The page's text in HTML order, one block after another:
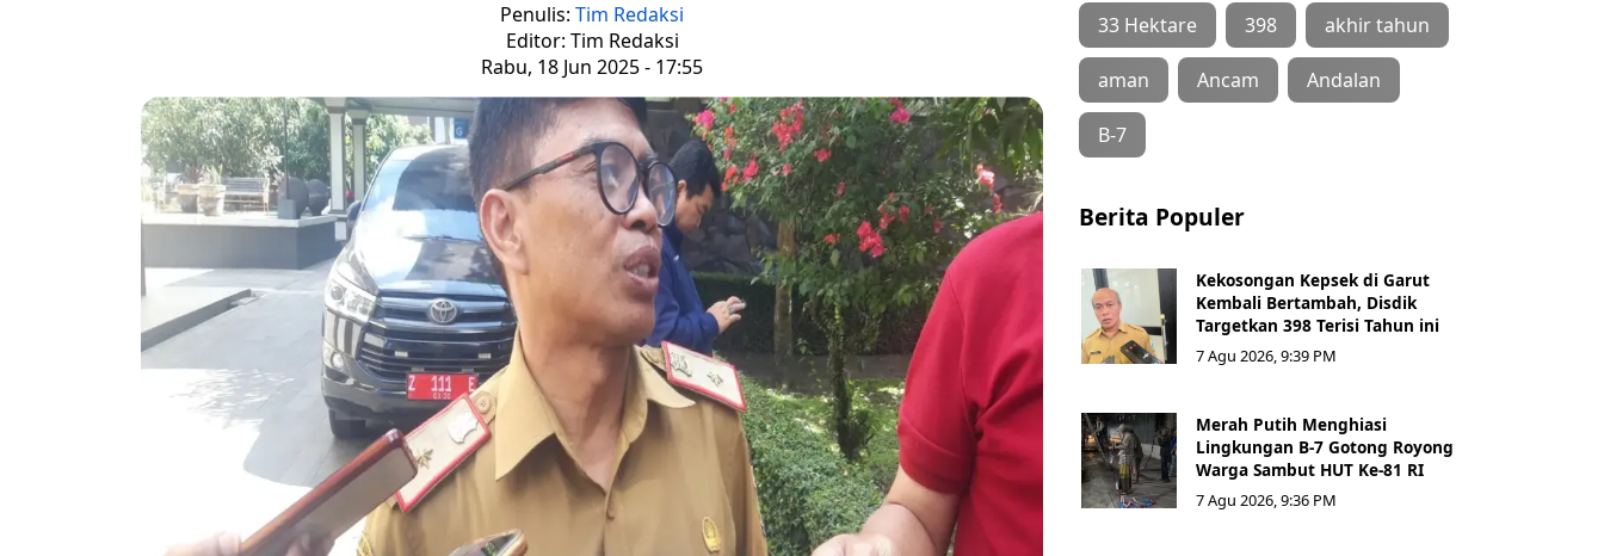
Penulis: Tim Redaksi
Editor: Tim Redaksi
Rabu, 18 Jun 2025 - 17:55
33 Hektare 398 akhir tahun
aman Ancam Andalan
B-7
Berita Populer
Kekosongan Kepsek di Garut
Kembali Bertambah, Disdik
Targetkan 398 Terisi Tahun ini
7 Agu 2026, 9:39 PM
Merah Putih Menghiasi
Lingkungan B-7 Gotong Royong
Warga Sambut HUT Ke-81 RI
7 Agu 2026, 9:36 PM